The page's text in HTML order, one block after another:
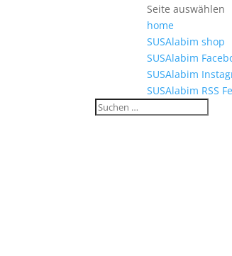
Seite auswählen
home
SUSAlabim shop
SUSAlabim
SUSAlabim
SUSAlabim RSS